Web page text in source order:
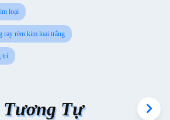
loại
ray rèm kim loại trắng
trí
Tương Tự